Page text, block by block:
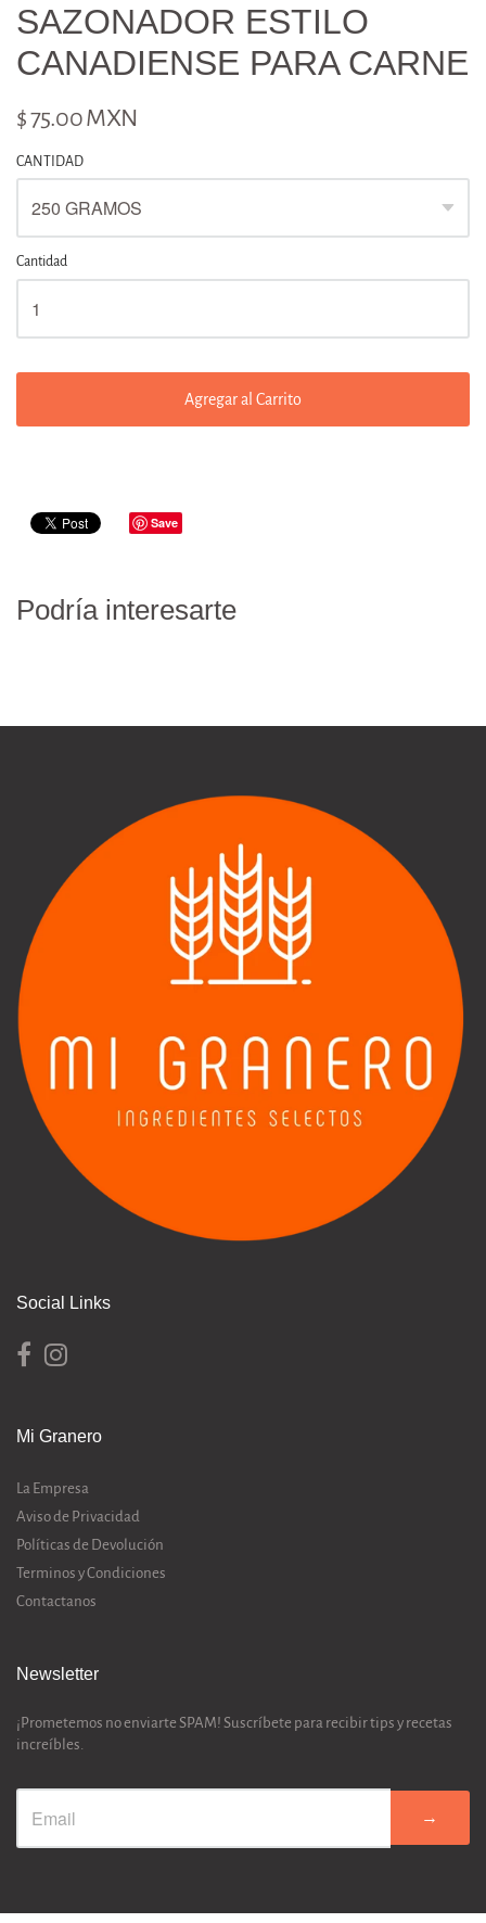
SAZONADOR ESTILO
CANADIENSE PARA CARNE
$ 75.00 MXN
CANTIDAD
Cantidad
Agregar al Carrito
Save
Podría interesarte
Social Links
Mi Granero
La Empresa
Aviso de Privacidad
Políticas de Devolución
Terminos y Condiciones
Contactanos
Newsletter
¡Prometemos no enviarte SPAM! Suscríbete para recibir tips y recetas
increíbles.
→